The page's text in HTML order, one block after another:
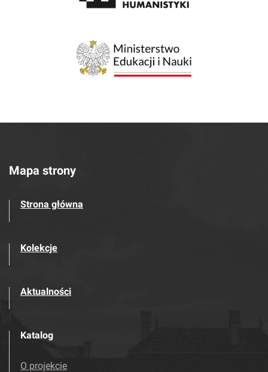
Mapa strony
Strona główna
Kolekcje
Aktualności
Katalog
O projekcie